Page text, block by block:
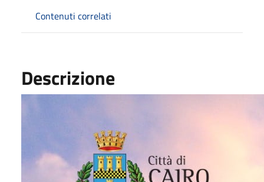
Contenuti correlati
Descrizione